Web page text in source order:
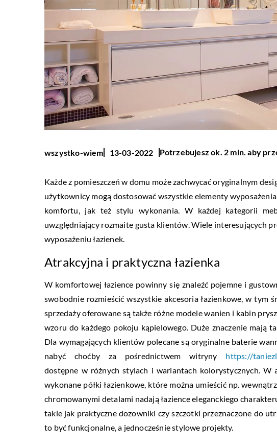
wszystko-wiem 13-03-2022 Potrzebujesz ok. 2 min. aby
Każde z pomieszczeń w domu może zachwycać oryginalnym
użytkownicy mogą dostosować wszystkie elementy
komfortu, jak też stylu wykonania. W każdej kategorii
uwzględniający rozmaite gusta klientów. Wiele interesujących
wyposażeniu łazienek.
Atrakcyjna i praktyczna łazienka
W komfortowej łazience powinny się znaleźć pojemne i
swobodnie rozmieścić wszystkie akcesoria łazienkowe, w tym
sprzedaży oferowane są także różne modele wanien i kabin
wzoru do każdego pokoju kąpielowego. Duże znaczenie mają
Dla wymagających klientów polecane są oryginalne baterie
nabyć choćby za pośrednictwem witryny https://
dostępne w różnych stylach i wariantach kolorystycznych. W
wykonane półki łazienkowe, które można umieścić np.
chromowanymi detalami nadają łazience eleganckiego
takie jak praktyczne dozowniki czy szczotki przeznaczone do
to być funkcjonalne, a jednocześnie stylowe projekty.